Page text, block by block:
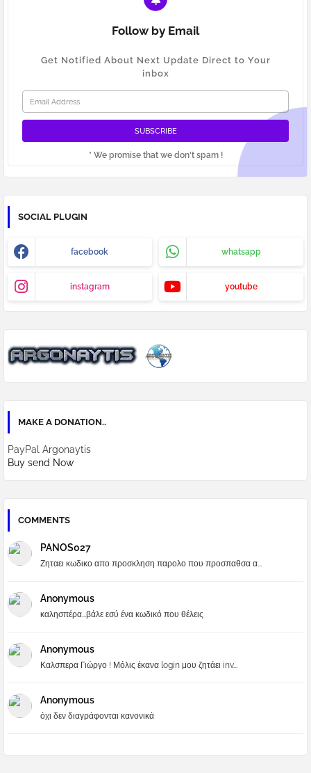
Follow by Email
Get Notified About Next Update Direct to Your
inbox
* We promise that we don't spam !
SOCIAL PLUGIN
facebook whatsapp
instagram youtube
MAKE A DONATION..
PayPal Argonaytis
Buy send Now
COMMENTS
PANOS027
Ζηταει κωδικο απο προσκληση παρολο που προσπαθσα α...
Anonymous
καλησπέρα...βάλε εσύ ένα κωδικό που θέλεις
Anonymous
Καλσπερα Γιώργο ! Μόλις έκανα login μου ζητάει inv...
Anonymous
όχι δεν διαγράφονται κανονικά